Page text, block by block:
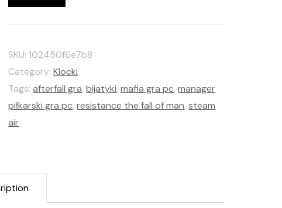
SKU: 102450f6e7b8
Category:Klocki
Tags:afterfall gra,bijatyki,mafia gra pc,manager
piłkarski gra pc,resistance the fall of man,steam
air